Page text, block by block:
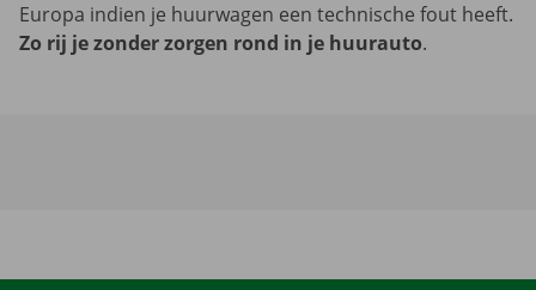
Europa indien je huurwagen een technische fout heeft.
Zo rij je zonder zorgen rond in je huurauto.